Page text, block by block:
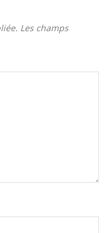
Les champs